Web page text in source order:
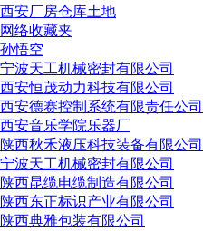
西安厂房仓库土地
网络收藏夹
孙悟空
宁波天工机械密封有限公司
西安恒茂动力科技有限公司
西安德赛控制系统有限责任公司
西安音乐学院乐器厂
陕西秋禾液压科技装备有限公司
宁波天工机械密封有限公司
陕西昆缆电缆制造有限公司
陕西东正标识产业有限公司
陕西典雅包装有限公司